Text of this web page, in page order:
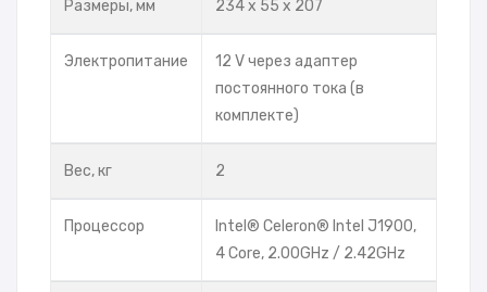
Размеры, мм 234 х 55 х 207
Электропитание
12 V через адаптер
постоянного тока (в
комплекте)
Вес, кг 2
Процессор
Intel® Celeron® Intel J1900,
4 Core, 2.00GHz / 2.42GHz